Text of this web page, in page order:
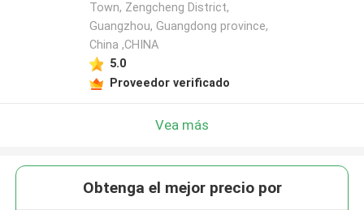
Town, Zengcheng District,
Guangzhou, Guangdong province,
China ,CHINA
5.0
Proveedor verificado
Vea más
Obtenga el mejor precio por